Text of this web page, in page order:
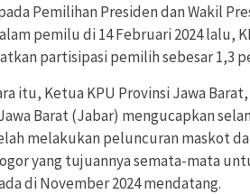
Pemilihan Presiden dan Wakil
pemilu di 14 Februari 2024 lalu,
partisipasi pemilih sebesar 1,3
itu, Ketua KPU Provinsi Jawa
Barat (Jabar) mengucapkan
melakukan peluncuran maskot
yang tujuannya semata-mata
di November 2024 mendatang.